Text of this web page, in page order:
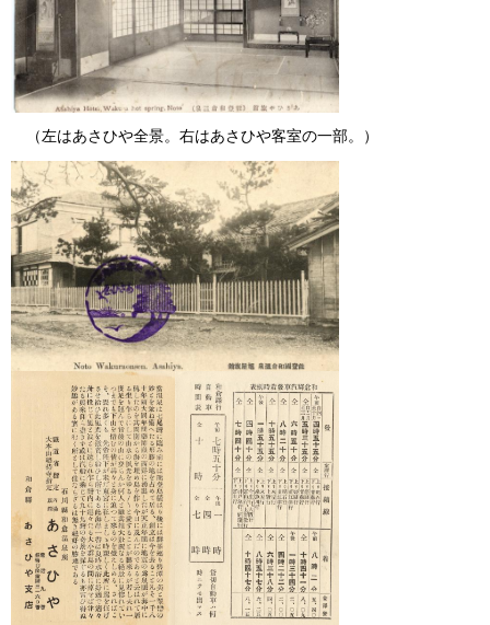
（左はあさひや全景。右はあさひや客室の一部。）